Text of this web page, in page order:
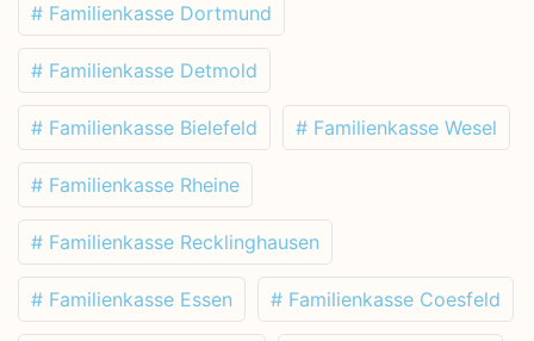
# Familienkasse Dortmund
# Familienkasse Detmold
# Familienkasse Bielefeld # Familienkasse Wesel
# Familienkasse Rheine
# Familienkasse Recklinghausen
# Familienkasse Essen # Familienkasse Coesfeld